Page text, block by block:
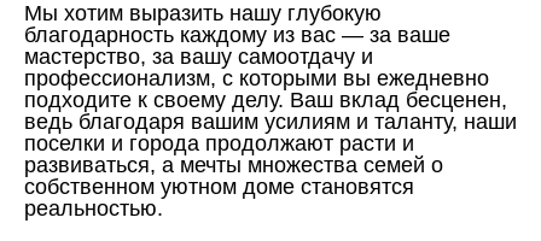
Мы хотим выразить нашу глубокую
благодарность каждому из вас — за ваше
мастерство, за вашу самоотдачу и
профессионализм, с которыми вы ежедневно
подходите к своему делу. Ваш вклад бесценен,
ведь благодаря вашим усилиям и таланту, наши
поселки и города продолжают расти и
развиваться, а мечты множества семей о
собственном уютном доме становятся
реальностью.